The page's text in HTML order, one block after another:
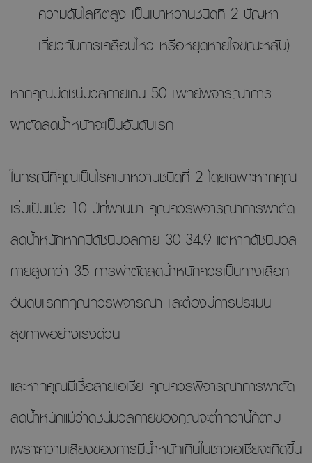
ความดันโลหิตสูง เป็นเบาหวานชนิดที่ 2 ปัญหา
เกี่ยวกับการเคลื่อนไหว หรือหยุดหายใจขณะหลับ)
หากคุณมีดัชนีมวลกายเกิน 50 แพทย์พิจารณาการ
ผ่าตัดลดน้ำหนักจะเป็นอันดับแรก
ในกรณีที่คุณเป็นโรคเบาหวานชนิดที่ 2 โดยเฉพาะหากคุณ
เริ่มเป็นเมื่อ 10 ปีที่ผ่านมา คุณควรพิจารณาการผ่าตัด
ลดน้ำหนักหากมีดัชนีมวลกาย 30-34.9 แต่หากดัชนีมวล
กายสูงกว่า 35 การผ่าตัดลดน้ำหนักควรเป็นทางเลือก
อันดับแรกที่คุณควรพิจารณา และต้องมีการประเมิน
สุขภาพอย่างเร่งด่วน
และหากคุณมีเชื้อสายเอเชีย คุณควรพิจารณาการผ่าตัด
ลดน้ำหนักแม้ว่าดัชนีมวลกายของคุณจะต่ำกว่านี้ก็ตาม
เพราะความเสี่ยงของการมีน้ำหนักเกินในชาวเอเชียจะเกิดขึ้น